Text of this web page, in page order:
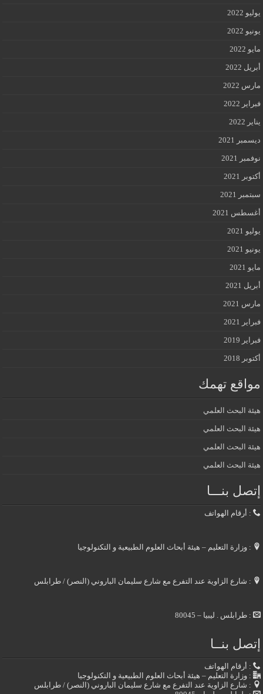
يوليو 2022
يونيو 2022
مايو 2022
أبريل 2022
مارس 2022
فبراير 2022
يناير 2022
ديسمبر 2021
نوفمبر 2021
أكتوبر 2021
سبتمبر 2021
أغسطس 2021
يوليو 2021
يونيو 2021
مايو 2021
أبريل 2021
مارس 2021
فبراير 2021
فبراير 2019
أكتوبر 2018
مواقع تهمك
هيئة البحث العلمي
هيئة البحث العلمي
هيئة البحث العلمي
هيئة البحث العلمي
إتصل بنـــا
: أرقام الهواتف
: وزارة التعليم – هيئة أبحاث العلوم الطبيعية و التكنولوجيا
: شارع الزاوية عند التفرع مع شارع سليمان الباروني (النصر) / طرابلس
: طرابلس . ليبيا – 80045
إتصل بنــا
: أرقام الهواتف
: وزارة التعليم – هيئة أبحاث العلوم الطبيعية و التكنولوجيا
: شارع الزاوية عند التفرع مع شارع سليمان الباروني (النصر) / طرابلس